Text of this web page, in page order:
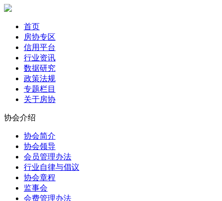
首页
房协专区
信用平台
行业资讯
数据研究
政策法规
专题栏目
关于房协
协会介绍
协会简介
协会领导
会员管理办法
行业自律与倡议
协会章程
监事会
会费管理办法